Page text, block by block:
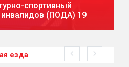
спортивный
инвалидов (ПОДА) 19
езда